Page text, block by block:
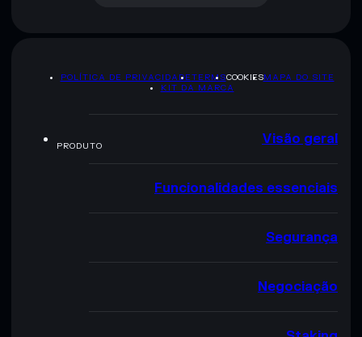
POLÍTICA DE PRIVACIDADETERMSCOOKIESMAPA DO SITE
KIT DA MARCA
PRODUTO Visão geral
Funcionalidades essenciais
Segurança
Negociação